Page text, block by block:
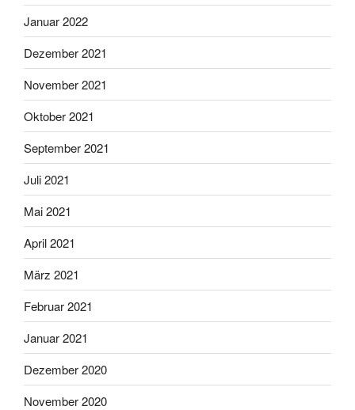
Januar 2022
Dezember 2021
November 2021
Oktober 2021
September 2021
Juli 2021
Mai 2021
April 2021
März 2021
Februar 2021
Januar 2021
Dezember 2020
November 2020